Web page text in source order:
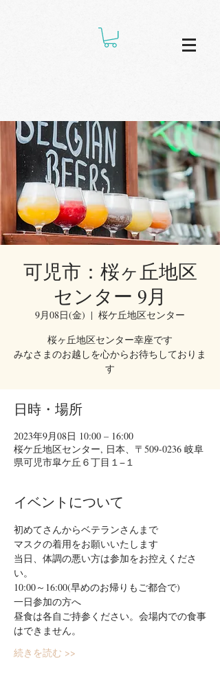
可児市：桜ヶ丘地区
センター 9月
9月08日(金)
  |
桜ケ丘地区センター
桜ヶ丘地区センター幸座です
みなさまのお越しを心からお待ちしておりま
す
日時・場所
2023年9月08日 10:00 – 16:00
桜ケ丘地区センター, 日本、〒509-0236 岐阜
県可児市皐ケ丘６丁目１−１
イベントについて
初めてさんからベテランさんまで
マスクの着用をお願いいたします
当日、体調の悪い方は参加をお控えくださ
い。
10:00～16:00(早めのお帰りもご都合で)
一日参加の方へ
昼食は各自ご持参ください。会場内での食事
はできません。
続きを読む >>